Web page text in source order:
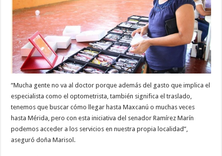
“Mucha gente no va al doctor porque además del gasto que implica el
especialista como el optometrista, también significa el traslado,
tenemos que buscar cómo llegar hasta Maxcanú o muchas veces
hasta Mérida, pero con esta iniciativa del senador Ramírez Marín
podemos acceder a los servicios en nuestra propia localidad”,
aseguró doña Marisol.